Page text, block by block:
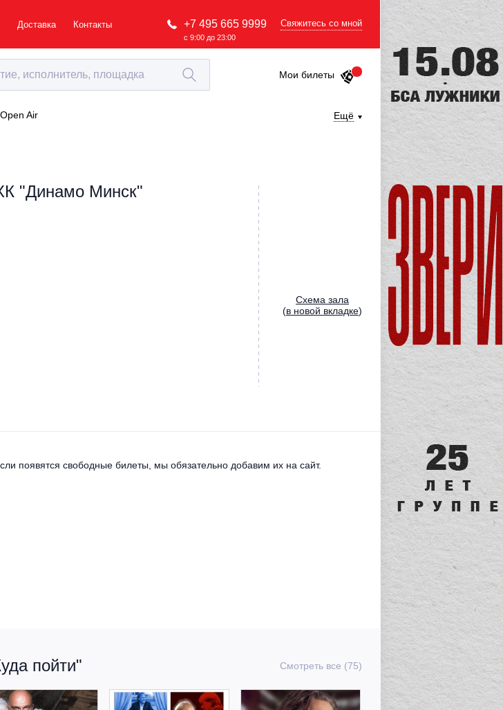
Доставка Контакты +7 495 665 9999
с 9:00 до 23:00
Свяжитесь со мной
Мои билеты
Open Air Ещё
"Динамо Минск"
Cхема зала
(в новой вкладке)
появятся свободные билеты, мы обязательно добавим их на сайт.
пойти" Смотреть все (75)